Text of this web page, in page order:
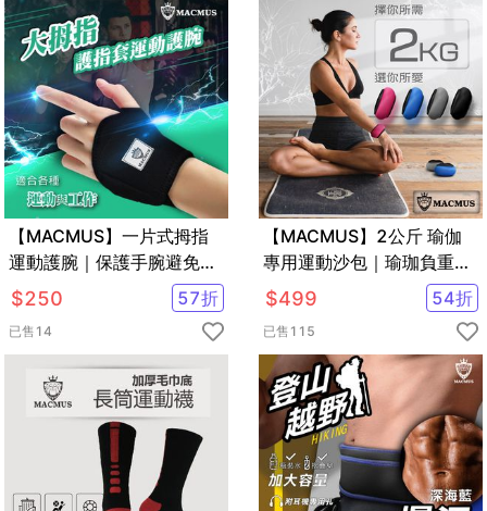
【MACMUS】一片式拇指
運動護腕｜保護手腕避免手
腕大動作活動｜隨時可清洗
$250 57折
已售 14
【MACMUS】2公斤 瑜伽
專用運動沙包｜瑜珈負重沙
袋｜綁手沙包
$499 54折
已售 115